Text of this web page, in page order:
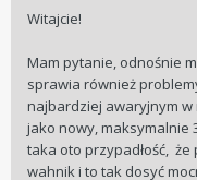
Witajcie!
Mam pytanie, odnośnie
sprawia również
najbardziej awaryjnym w
jako nowy, maksymalnie
taka oto przypadłość,
wahnik i to tak dosyć